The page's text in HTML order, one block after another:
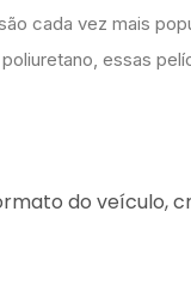
cada vez mais
essas
do veículo,